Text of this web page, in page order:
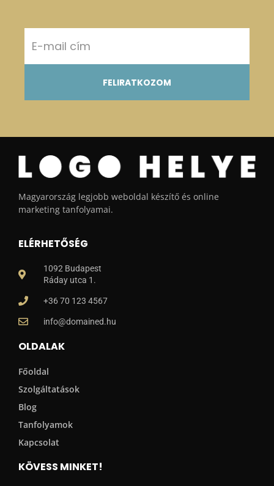
FELIRATKOZOM
Magyarország legjobb weboldal készítő és online
marketing tanfolyamai.
ELÉRHETŐSÉG
1092 Budapest
Ráday utca 1.
+36 70 123 4567
info@domained.hu
OLDALAK
Főoldal
Szolgáltatások
Blog
Tanfolyamok
Kapcsolat
KÖVESS MINKET!